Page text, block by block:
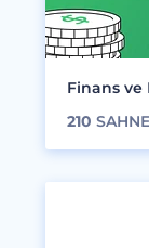
Finans ve
210